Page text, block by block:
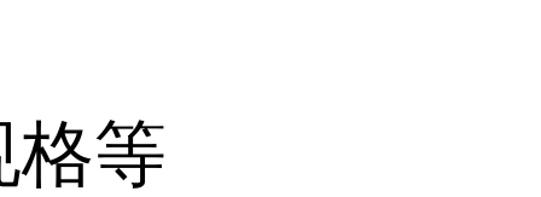
格等